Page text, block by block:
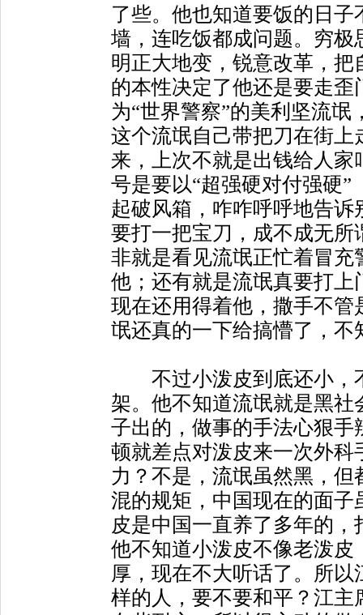
了些。他也知道要饭的日
墙，连吃饭都成问题。穷
明正大地变，锐意改革，
的本性决定了他还是要走
为“世界警察”的美利坚流
这个流氓自己带把刀在街
来，上次不就是出钱给人
号是要以“超强硬对付强硬
起破风箱，咋咋呼呼地告
要打一把宝刀，成不成无
非就是看见流氓正忙着冒
他；还有就是流氓真要打
现在还用得着他，撒手不
氓还真的一下给搞懵了，
不过小泼皮到底还小，
架。他不知道流氓就是黑
子出的，做事的手法心狠手
顿就差点对泼皮来一次外
力？不是，流氓虽然黑，
混的规矩，中国现在的面
皮是中国一直养了多年的
他不知道小泼皮不像老泼
厚，现在不大听话了。所
样的人，要不要和平？江